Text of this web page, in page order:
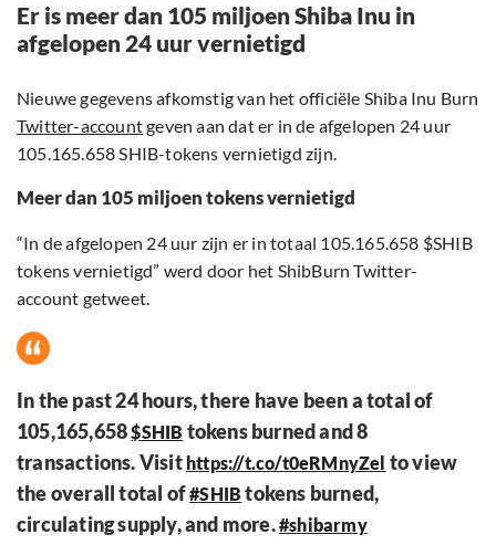
Er is meer dan 105 miljoen Shiba Inu in
afgelopen 24 uur vernietigd
Nieuwe gegevens afkomstig van het officiële Shiba Inu Burn
Twitter-accountgeven aan dat er in de afgelopen 24 uur
105.165.658 SHIB-tokens vernietigd zijn.
Meer dan 105 miljoen tokens vernietigd
“In de afgelopen 24 uur zijn er in totaal 105.165.658 $SHIB
tokens vernietigd” werd door het ShibBurn Twitter-
account getweet.
In the past 24 hours, there have been a total of
105,165,658$SHIB tokens burned and 8
transactions. Visit https://t.co/t0eRMnyZel to view
the overall total of#SHIB tokens burned,
circulating supply, and more.#shibarmy